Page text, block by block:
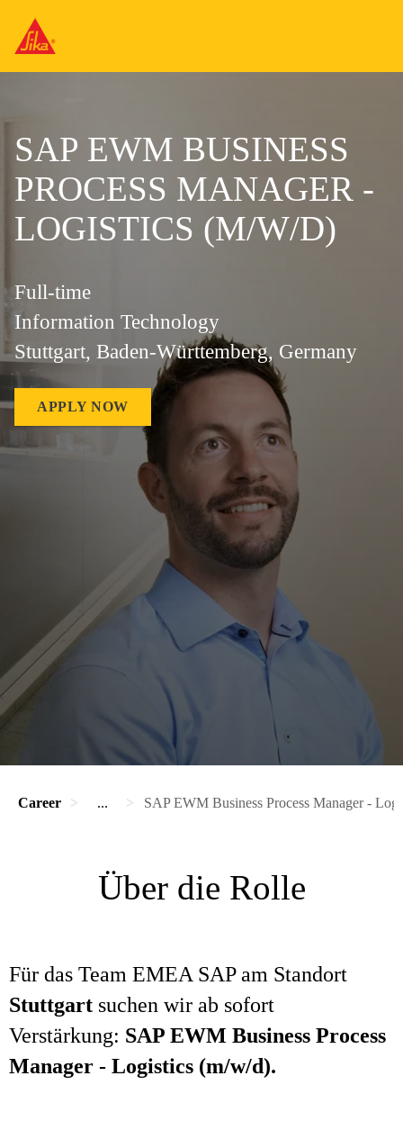
SAP EWM BUSINESS
PROCESS MANAGER -
LOGISTICS (M/W/D)
Full-time
Information Technology
Stuttgart, Baden-Württemberg, Germany
APPLY NOW
Career ... SAP EWM Business Process Manager -
Über die Rolle
Für das Team EMEA SAP am Standort
Stuttgart suchen wir ab sofort
Verstärkung: SAP EWM Business Process
Manager - Logistics (m/w/d).